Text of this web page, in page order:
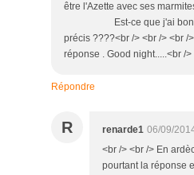
être l'Azette avec ses
Est-ce que j'ai bon ???
précis ????<br /> <br /> <br /
réponse . Good night.....<br />
Répondre
R renarde1 06/09/
<br /> <br /> En
pourtant la réponse